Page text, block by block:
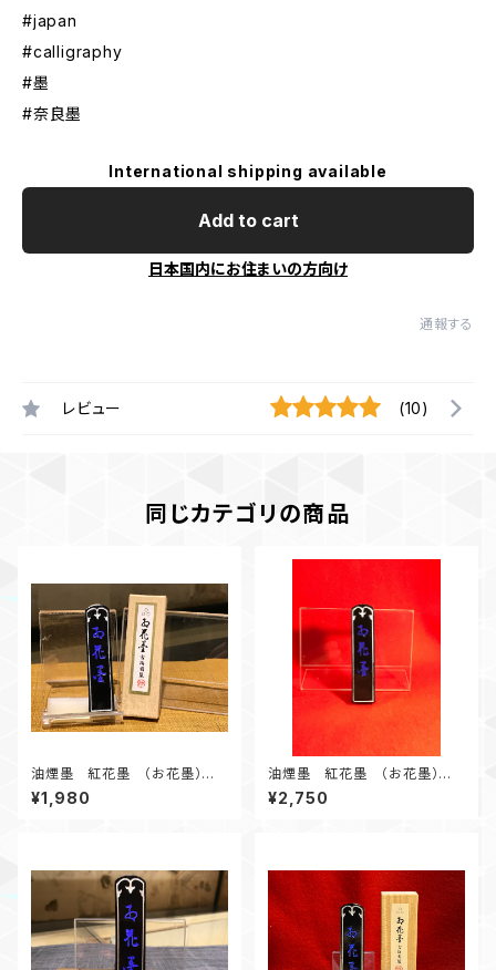
#japan
#calligraphy
#墨
#奈良墨
International shipping available
Add to cart
日本国内にお住まいの方向け
通報する
レビュー (10)
同じカテゴリの商品
油煙墨 紅花墨 （お花墨）三
ツ星 1.0丁形 初心者にオス
スメ
¥1,980
油煙墨 紅花墨 （お花墨）三
ツ星 1.5丁形 初心者にオス
スメ
¥2,750